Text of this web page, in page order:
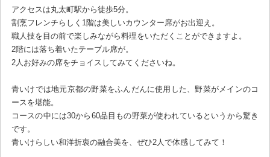
アクセスは丸太町駅から徒歩5分。
割烹フレンチらしく1階は美しいカウンター席がお出迎え。
職人技を目の前で楽しみながら料理をいただくことができますよ。
2階には落ち着いたテーブル席が。
2人お好みの席をチョイスしてみてくださいね。
青いけでは地元京都の野菜をふんだんに使用した、野菜がメインのコ
ースを堪能。
コースの中には30から60品目もの野菜が使われているというから驚き
です。
青いけらしい和洋折衷の融合美を、ぜひ2人で体感してみて！